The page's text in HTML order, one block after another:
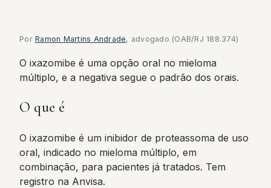
Por Ramon Martins Andrade, advogado (OAB/RJ 188.374)
O ixazomibe é uma opção oral no mieloma
múltiplo, e a negativa segue o padrão dos orais.
O que é
O ixazomibe é um inibidor de proteassoma de uso
oral, indicado no mieloma múltiplo, em
combinação, para pacientes já tratados. Tem
registro na Anvisa.